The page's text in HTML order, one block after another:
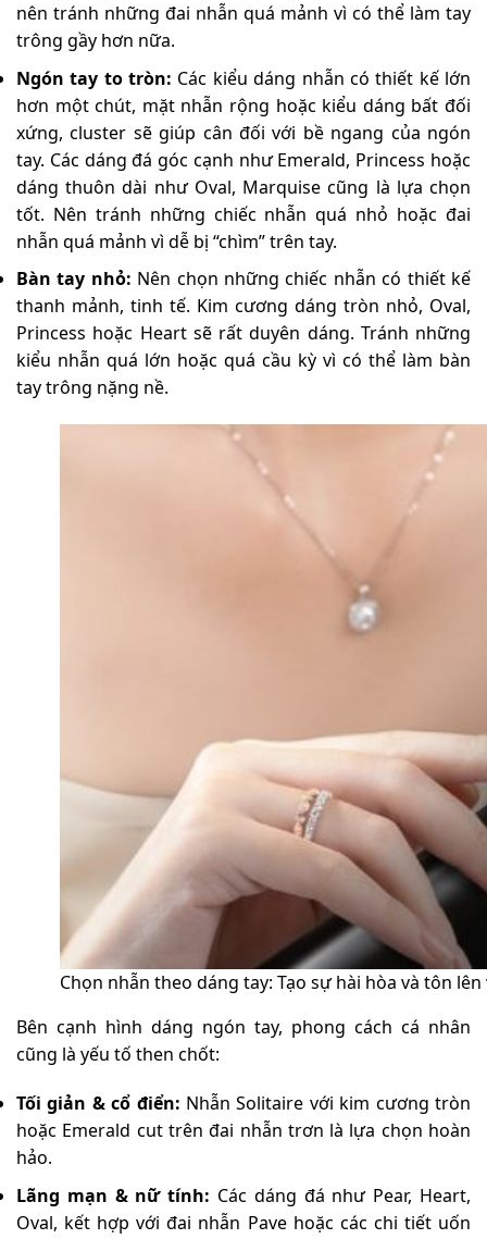
nên tránh những đai nhẫn quá mảnh vì có thể làm tay
trông gầy hơn nữa.
Ngón tay to tròn: Các kiểu dáng nhẫn có thiết kế lớn
hơn một chút, mặt nhẫn rộng hoặc kiểu dáng bất đối
xứng, cluster sẽ giúp cân đối với bề ngang của ngón
tay. Các dáng đá góc cạnh như Emerald, Princess hoặc
dáng thuôn dài như Oval, Marquise cũng là lựa chọn
tốt. Nên tránh những chiếc nhẫn quá nhỏ hoặc đai
nhẫn quá mảnh vì dễ bị “chìm” trên tay.
Bàn tay nhỏ: Nên chọn những chiếc nhẫn có thiết kế
thanh mảnh, tinh tế. Kim cương dáng tròn nhỏ, Oval,
Princess hoặc Heart sẽ rất duyên dáng. Tránh những
kiểu nhẫn quá lớn hoặc quá cầu kỳ vì có thể làm bàn
tay trông nặng nề.
Chọn nhẫn theo dáng tay: Tạo sự hài hòa và tôn
Bên cạnh hình dáng ngón tay, phong cách cá nhân
cũng là yếu tố then chốt:
Tối giản & cổ điển: Nhẫn Solitaire với kim cương tròn
hoặc Emerald cut trên đai nhẫn trơn là lựa chọn hoàn
hảo.
Lãng mạn & nữ tính: Các dáng đá như Pear, Heart,
Oval, kết hợp với đai nhẫn Pave hoặc các chi tiết uốn